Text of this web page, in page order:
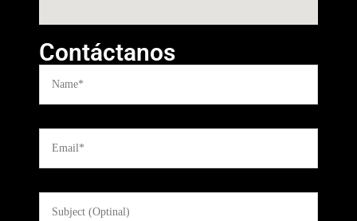
Contáctanos